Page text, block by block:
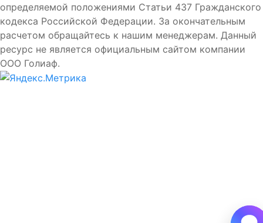
определяемой положениями Статьи 437 Гражданского
кодекса Российской Федерации. За окончательным
расчетом обращайтесь к нашим менеджерам. Данный
ресурс не является официальным сайтом компании
ООО Голиаф.